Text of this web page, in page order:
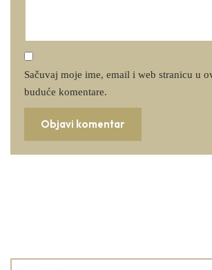
Sačuvaj moje ime, email i web stranicu u
buduće komentare.